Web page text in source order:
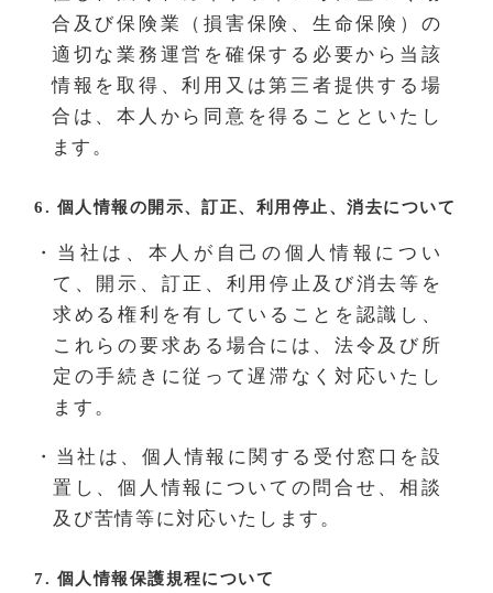
合及び保険業（損害保険、生命保険）の
適切な業務運営を確保する必要から当該
情報を取得、利用又は第三者提供する場
合は、本人から同意を得ることといたし
ます。
6. 個人情報の開示、訂正、利用停止、消去について
・当社は、本人が自己の個人情報につい
て、開示、訂正、利用停止及び消去等を
求める権利を有していることを認識し、
これらの要求ある場合には、法令及び所
定の手続きに従って遅滞なく対応いたし
ます。
・当社は、個人情報に関する受付窓口を設
置し、個人情報についての問合せ、相談
及び苦情等に対応いたします。
7. 個人情報保護規程について